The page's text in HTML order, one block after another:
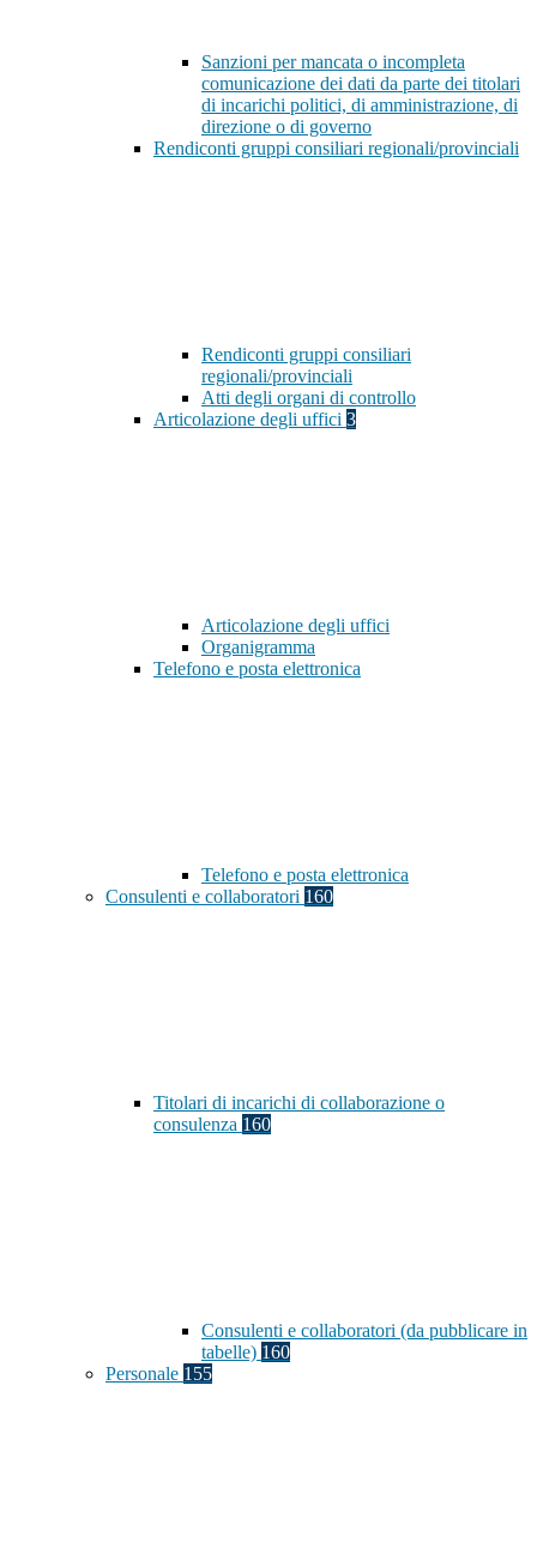
Sanzioni per mancata o incompleta
comunicazione dei dati da parte dei titolari
di incarichi politici, di amministrazione, di
direzione o di governo
Rendiconti gruppi consiliari regionali/provinciali
Rendiconti gruppi consiliari
regionali/provinciali
Atti degli organi di controllo
Articolazione degli uffici 3
Articolazione degli uffici
Organigramma
Telefono e posta elettronica
Telefono e posta elettronica
Consulenti e collaboratori 160
Titolari di incarichi di collaborazione o
consulenza 160
Consulenti e collaboratori (da pubblicare in
tabelle) 160
Personale 155